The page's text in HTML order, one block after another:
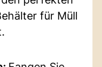
für Müll